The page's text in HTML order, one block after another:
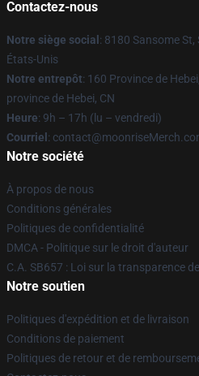
Contactez-nous
Notre siège social : 8180 Sansome
États-Unis
Notre entrepôt: 160 Province de
province de Hebei, CN
Heure: 9h – 17h (lu – vendredi)
Courriel :
Notre société
À propos de nous
Conditions générales
Politiques de confidentialité
DMCA - Politique sur le droit d'auteur
C.A. SB657 : Loi sur la transparence
Notre soutien
Politiques d'expédition et de livraison
Conditions de paiement
Politiques de retour et de